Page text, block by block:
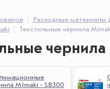
Расходные материалы
Текстильные чернила
чернила
MImaki - SB300